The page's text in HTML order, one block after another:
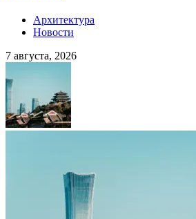
Архитектура
Новости
7 августа, 2026